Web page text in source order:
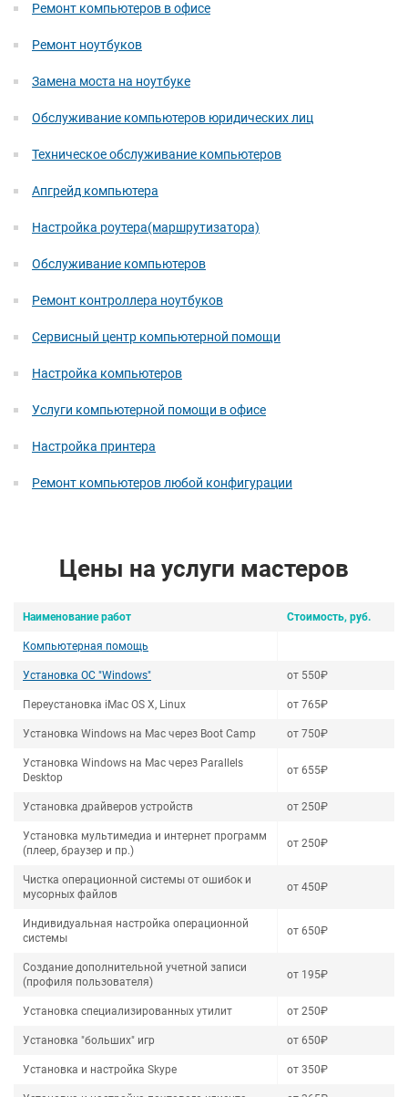
Ремонт компьютеров в офисе
Ремонт ноутбуков
Замена моста на ноутбуке
Обслуживание компьютеров юридических лиц
Техническое обслуживание компьютеров
Апгрейд компьютера
Настройка роутера(маршрутизатора)
Обслуживание компьютеров
Ремонт контроллера ноутбуков
Сервисный центр компьютерной помощи
Настройка компьютеров
Услуги компьютерной помощи в офисе
Настройка принтера
Ремонт компьютеров любой конфигурации
Цены на услуги мастеров
Наименование работ Стоимость, руб.
Компьютерная помощь
Установка ОС "Windows" от 550₽
Переустановка iMac OS X, Linux от 765₽
Установка Windows на Mac через Boot Camp от 750₽
Установка Windows на Mac через Parallels
Desktop
от 655₽
Установка драйверов устройств от 250₽
Установка мультимедиа и интернет программ
(плеер, браузер и пр.)
от 250₽
Чистка операционной системы от ошибок и
мусорных файлов
от 450₽
Индивидуальная настройка операционной
системы
от 650₽
Создание дополнительной учетной записи
(профиля пользователя)
от 195₽
Установка специализированных утилит от 250₽
Установка "больших" игр от 650₽
Установка и настройка Skype от 350₽